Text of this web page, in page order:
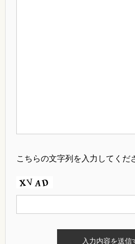
こちらの文字列を入力してくだ